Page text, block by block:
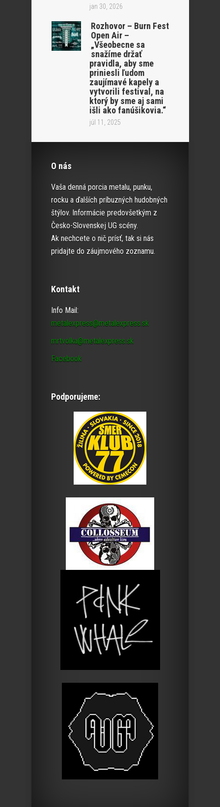
jan 30, 2026
Rozhovor – Burn Fest
Open Air –
„Všeobecne sa
snažíme držať
pravidla, aby sme
priniesli ľudom
zaujímavé kapely a
vytvorili festival, na
ktorý by sme aj sami
išli ako fanúšikovia.“
júl 11, 2025
O nás
Vaša denná porcia metalu, punku,
rocku a ďalších príbuzných hudobných
štýlov. Informácie predovšetkým z
Česko-Slovenskej UG scény.
Ak nechcete o nič prísť, tak si nás
pridajte do záujmového zoznamu.
Kontakt
Info Mail:
metalexpress@metalexpress.sk
mrtvolka@metalexpress.sk
Facebook
Podporujeme: